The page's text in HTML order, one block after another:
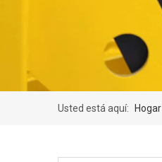
Usted está aquí: Hogar